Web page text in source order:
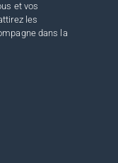
et vos
les
dans la